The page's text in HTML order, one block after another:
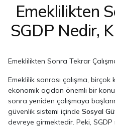
Emeklilikten
SGDP Nedir,
Emeklilikten Sonra Tekrar
Emeklilik sonrası çalışma,
ekonomik açıdan önemli bir
sonra yeniden çalışmaya
güvenlik sistemi içinde Sosyal
devreye girmektedir. Peki, SGDP